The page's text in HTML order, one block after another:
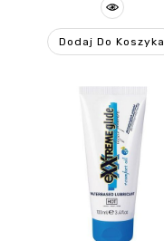
Dodaj Do Koszyka